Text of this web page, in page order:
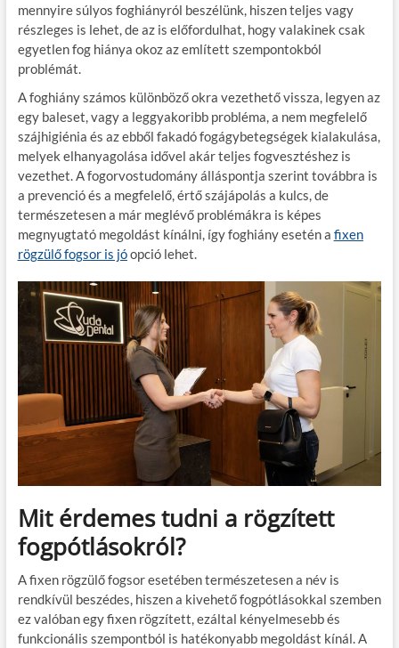
mennyire súlyos foghiányról beszélünk, hiszen teljes vagy
részleges is lehet, de az is előfordulhat, hogy valakinek csak
egyetlen fog hiánya okoz az említett szempontokból
problémát.
A foghiány számos különböző okra vezethető vissza, legyen az
egy baleset, vagy a leggyakoribb probléma, a nem megfelelő
szájhigiénia és az ebből fakadó fogágybetegségek kialakulása,
melyek elhanyagolása idővel akár teljes fogvesztéshez is
vezethet. A fogorvostudomány álláspontja szerint továbbra is
a prevenció és a megfelelő, értő szájápolás a kulcs, de
természetesen a már meglévő problémákra is képes
megnyugtató megoldást kínálni, így foghiány esetén a fixen
rögzülő fogsor is jóopció lehet.
Mit érdemes tudni a rögzített
fogpótlásokról?
A fixen rögzülő fogsor esetében természetesen a név is
rendkívül beszédes, hiszen a kivehető fogpótlásokkal szemben
ez valóban egy fixen rögzített, ezáltal kényelmesebb és
funkcionális szempontból is hatékonyabb megoldást kínál. A